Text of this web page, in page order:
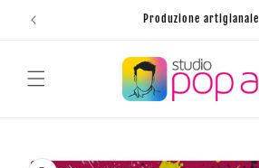
direttamente
Produzione artigianale
informazioni